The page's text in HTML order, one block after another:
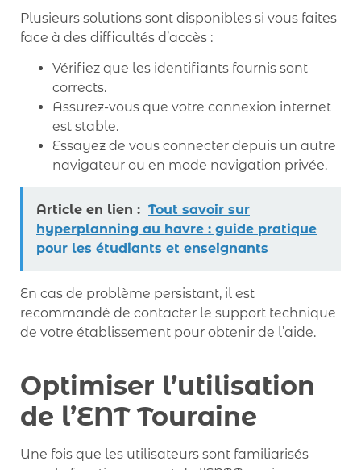
Plusieurs solutions sont disponibles si vous faites
face à des difficultés d’accès :
Vérifiez que les identifiants fournis sont
corrects.
Assurez-vous que votre connexion internet
est stable.
Essayez de vous connecter depuis un autre
navigateur ou en mode navigation privée.
Article en lien : Tout savoir sur
hyperplanning au havre : guide pratique
pour les étudiants et enseignants
En cas de problème persistant, il est
recommandé de contacter le support technique
de votre établissement pour obtenir de l’aide.
Optimiser l’utilisation
de l’ENT Touraine
Une fois que les utilisateurs sont familiarisés